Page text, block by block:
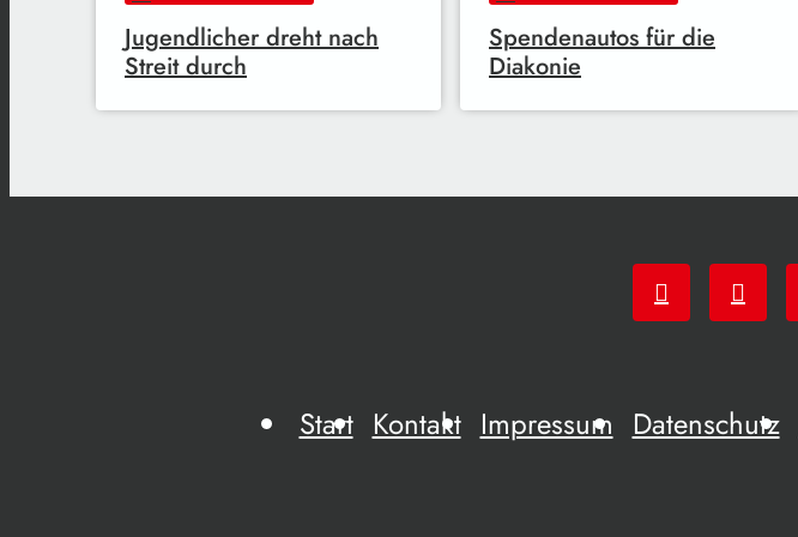
Jugendlicher dreht nach
Streit durch
Spendenautos für die
Diakonie
Start Kontakt Impressum Datenschutz